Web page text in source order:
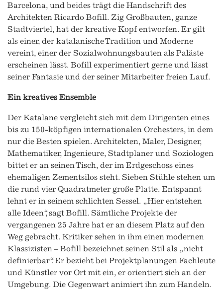
Barcelona, und beides trägt die Handschrift des
Architekten Ricardo Bofill. Zig Großbauten, ganze
Stadtviertel, hat der kreative Kopf entworfen. Er gilt
als einer, der katalanische Tradition und Moderne
vereint, einer der Sozialwohnungsbauten als Paläste
erscheinen lässt. Bofill experimentiert gerne und lässt
seiner Fantasie und der seiner Mitarbeiter freien Lauf.
Ein kreatives Ensemble
Der Katalane vergleicht sich mit dem Dirigenten eines
bis zu 150-köpfigen internationalen Orchesters, in dem
nur die Besten spielen. Architekten, Maler, Designer,
Mathematiker, Ingenieure, Stadtplaner und Soziologen
bittet er an seinen Tisch, der im Erdgeschoss eines
ehemaligen Zementsilos steht. Sieben Stühle stehen um
die rund vier Quadratmeter große Platte. Entspannt
lehnt er in seinem schlichten Sessel. „Hier entstehen
alle Ideen“, sagt Bofill. Sämtliche Projekte der
vergangenen 25 Jahre hat er an diesem Platz auf den
Weg gebracht. Kritiker sehen in ihm einen modernen
Klassizisten – Bofill bezeichnet seinen Stil als „nicht
definierbar“. Er bezieht bei Projektplanungen Fachleute
und Künstler vor Ort mit ein, er orientiert sich an der
Umgebung. Die Gegenwart animiert ihn zum Handeln.